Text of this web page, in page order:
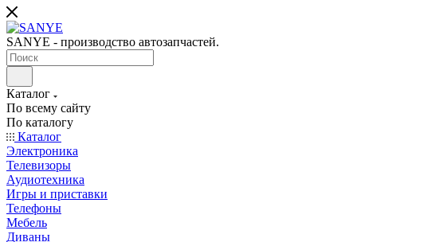
SANYE - производство автозапчастей.
Каталог
По всему сайту
По каталогу
Каталог
Электроника
Телевизоры
Аудиотехника
Игры и приставки
Телефоны
Мебель
Диваны